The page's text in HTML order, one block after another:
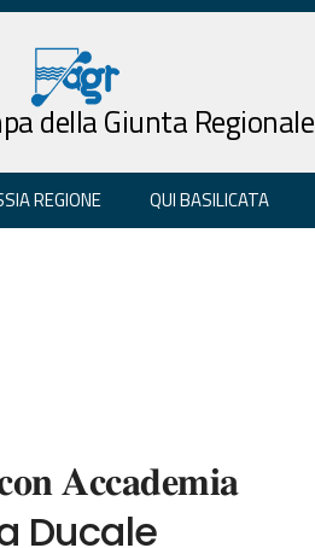
della Giunta Regionale
REGIONE QUI BASILICATA
𝐀𝐜𝐜𝐚𝐝𝐞𝐦𝐢𝐚
Ducale